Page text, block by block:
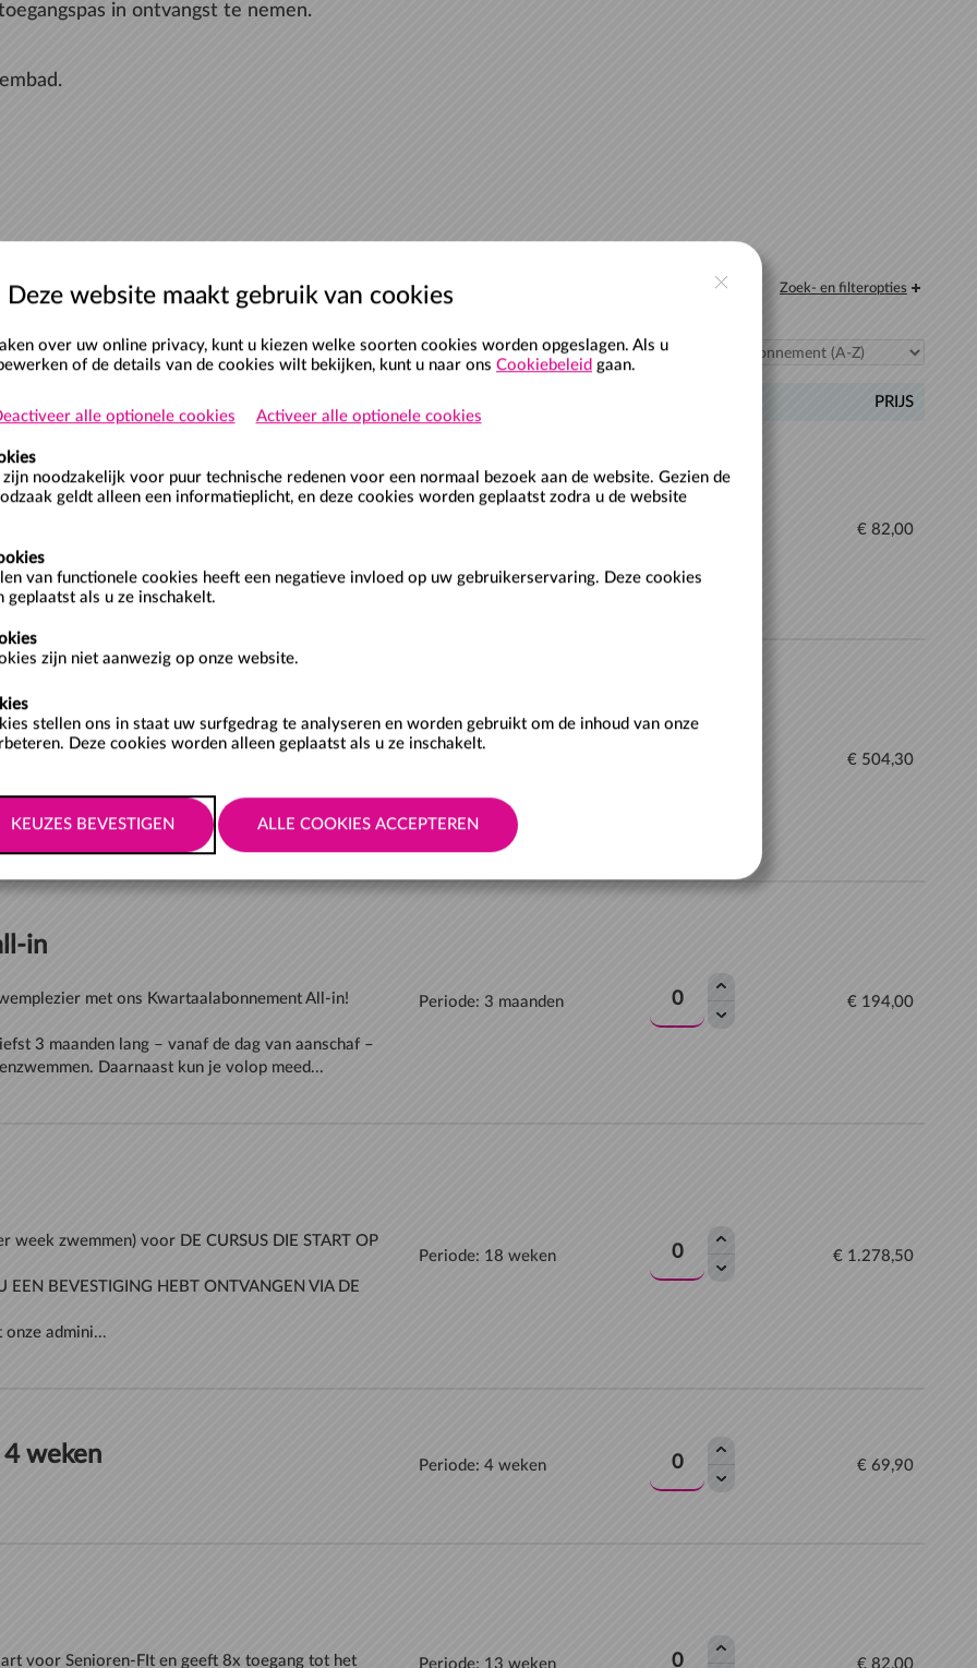
in ontvangst te nemen.
Zoek- en filteropties
Sorteer:
PRIJS
tegoed is 12 maanden geldig. De geldigheidsduur
Indien je de Meerbezoekenkaart aanschaf...
€ 82,00
met ons Jaarabonnement All-in!
12 maanden lang – vanaf de dag van aanschaf –
Daarnaast kun je volop meedoen ...
€ 504,30
in
met ons Kwartaalabonnement All-in!
3 maanden lang – vanaf de dag van aanschaf –
Daarnaast kun je volop meed...
Periode: 3 maanden € 194,00
week zwemmen) voor DE CURSUS DIE START OP
EEN BEVESTIGING HEBT ONTVANGEN VIA DE
onze admini...
Periode: 18 weken € 1.278,50
4 weken Periode: 4 weken € 69,90
voor Senioren-FIt en geeft 8x toegang tot het Periode: 13 weken € 82,00
Deze website maakt gebruik van cookies
over uw online privacy, kunt u kiezen welke soorten cookies worden opgeslagen. Als u
of de details van de cookies wilt bekijken, kunt u naar ons Cookiebeleid gaan.
alle optionele cookies Activeer alle optionele cookies
zijn noodzakelijk voor puur technische redenen voor een normaal bezoek aan de website. Gezien de
geldt alleen een informatieplicht, en deze cookies worden geplaatst zodra u de website
van functionele cookies heeft een negatieve invloed op uw gebruikerservaring. Deze cookies
geplaatst als u ze inschakelt.
zijn niet aanwezig op onze website.
stellen ons in staat uw surfgedrag te analyseren en worden gebruikt om de inhoud van onze
Deze cookies worden alleen geplaatst als u ze inschakelt.